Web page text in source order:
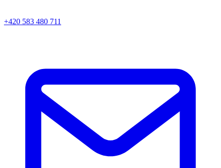
+420 583 480 711